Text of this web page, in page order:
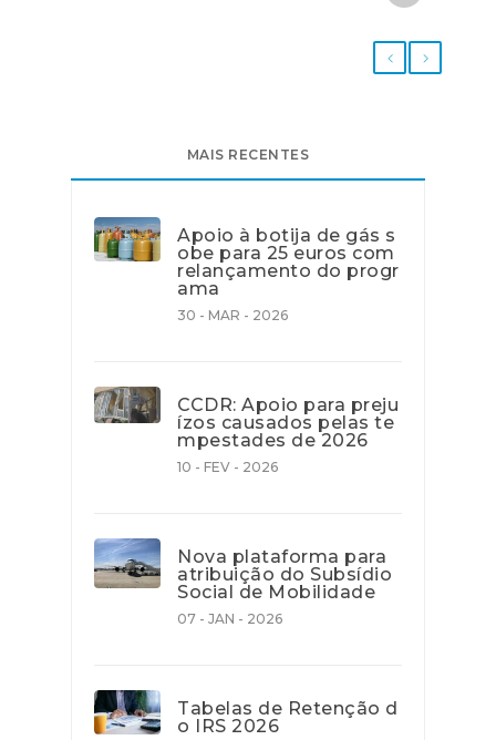
MAIS RECENTES
Apoio à botija de gás s
obe para 25 euros com
relançamento do progr
ama
30 - MAR - 2026
CCDR: Apoio para preju
ízos causados pelas te
mpestades de 2026
10 - FEV - 2026
Nova plataforma para
atribuição do Subsídio
Social de Mobilidade
07 - JAN - 2026
Tabelas de Retenção d
o IRS 2026